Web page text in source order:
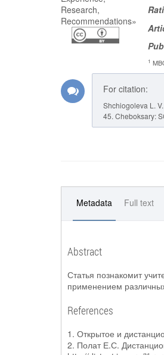
1
For citation:
Shchiogoleva L.
45. Cheboksary:
Metadata Full text
Abstract
Статья познакомит
применением
References
1. Открытое и
2. Полат Е.С. Дистанционное